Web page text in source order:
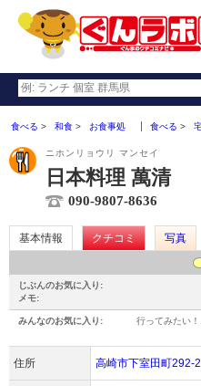
食べる 和食 お食事処 食べる
ニホンリョウリ マンセイ
日本料理 萬清
090-9807-8636
基本情報 クチコミ
写真
じぶんのお気に入り:
メモ:
みんなのお気に入り: 行ってみたい！
住所 高崎市下室田町292-2